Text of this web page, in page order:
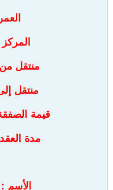
منتقل
منتقل
قيمة
مدة
الأسم :